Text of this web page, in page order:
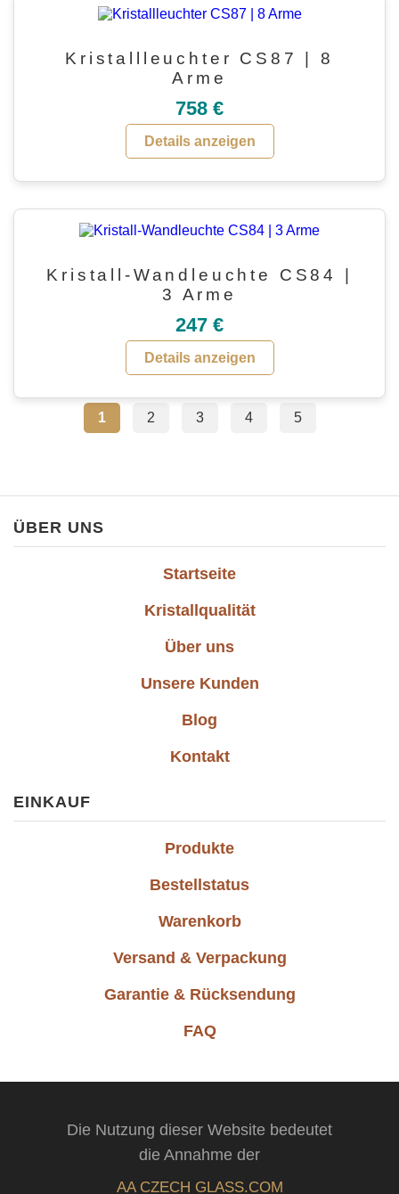
Kristallleuchter CS87 | 8
Arme
758 €
Details anzeigen
Kristall-Wandleuchte CS84 |
3 Arme
247 €
Details anzeigen
1 2 3 4 5
ÜBER UNS
Startseite
Kristallqualität
Über uns
Unsere Kunden
Blog
Kontakt
EINKAUF
Produkte
Bestellstatus
Warenkorb
Versand & Verpackung
Garantie & Rücksendung
FAQ
Die Nutzung dieser Website bedeutet
die Annahme der
AA CZECH GLASS.COM